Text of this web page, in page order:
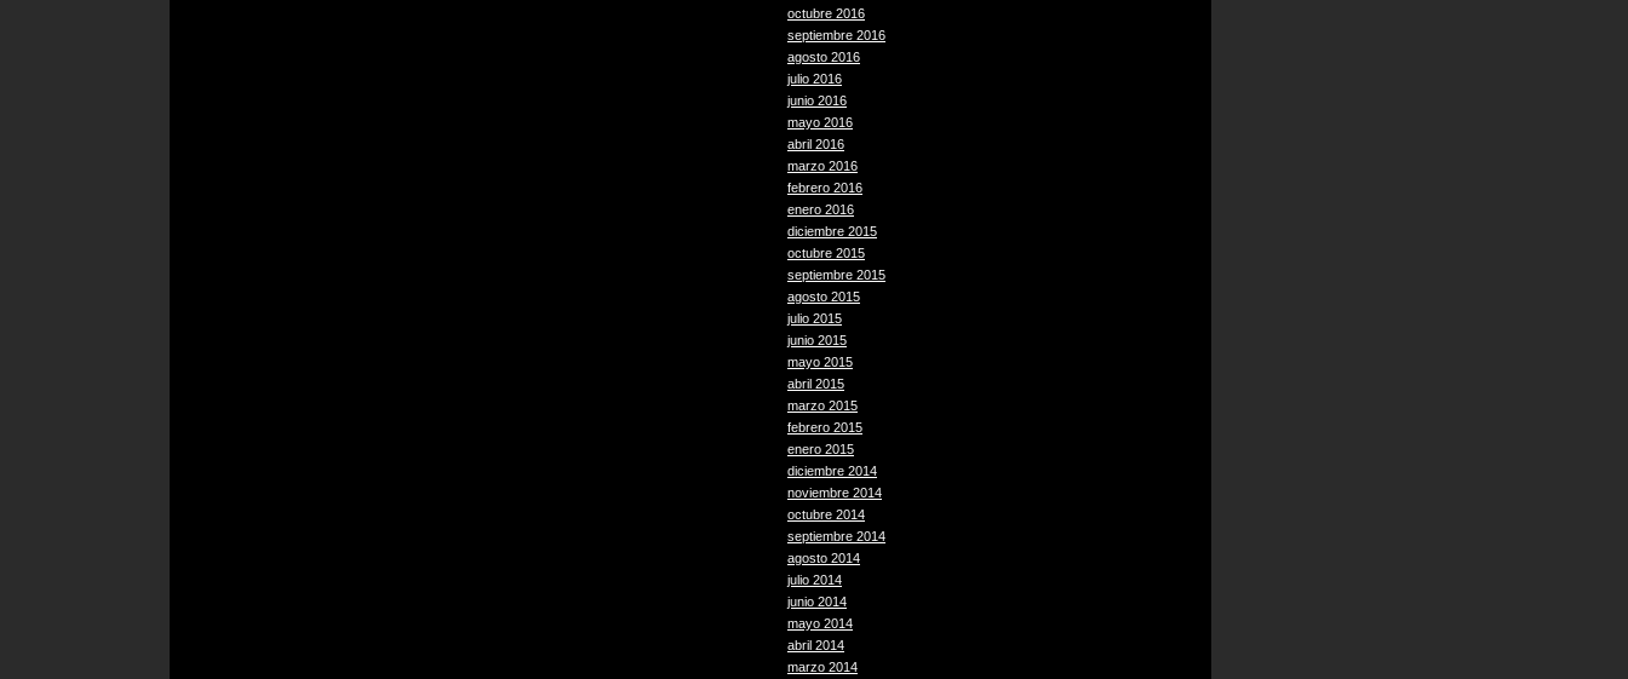
octubre 2016
septiembre 2016
agosto 2016
julio 2016
junio 2016
mayo 2016
abril 2016
marzo 2016
febrero 2016
enero 2016
diciembre 2015
octubre 2015
septiembre 2015
agosto 2015
julio 2015
junio 2015
mayo 2015
abril 2015
marzo 2015
febrero 2015
enero 2015
diciembre 2014
noviembre 2014
octubre 2014
septiembre 2014
agosto 2014
julio 2014
junio 2014
mayo 2014
abril 2014
marzo 2014